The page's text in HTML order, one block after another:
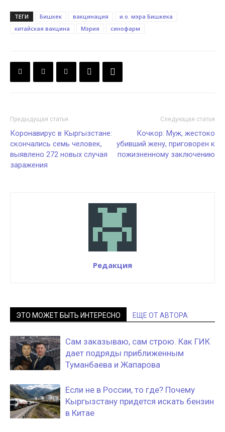
ТЕГИ Бишкек вакцинация
и.о. мэра Бишкека
китайская вакцина
Мэрия синофарм
Предыдущая статья
Коронавирус в Кыргызстане:
скончались семь человек,
выявлено 272 новых случая
заражения
Следующая статья
Кочкор: Муж, жестоко
убивший жену, приговорен к
пожизненному заключению
Редакция
ЭТО МОЖЕТ БЫТЬ ИНТЕРЕСНО ЕЩЕ ОТ АВТОРА
Сам заказываю, сам строю. Как ГИК
дает подряды приближенным
Туманбаева и Жапарова
Если не в России, то где? Почему
Кыргызстану придется искать бензин
в Китае